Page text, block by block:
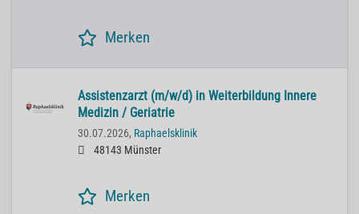
Merken
Assistenzarzt (m/w/d) in Weiterbildung Innere
Medizin / Geriatrie
30.07.2026, Raphaelsklinik
48143 Münster
Merken